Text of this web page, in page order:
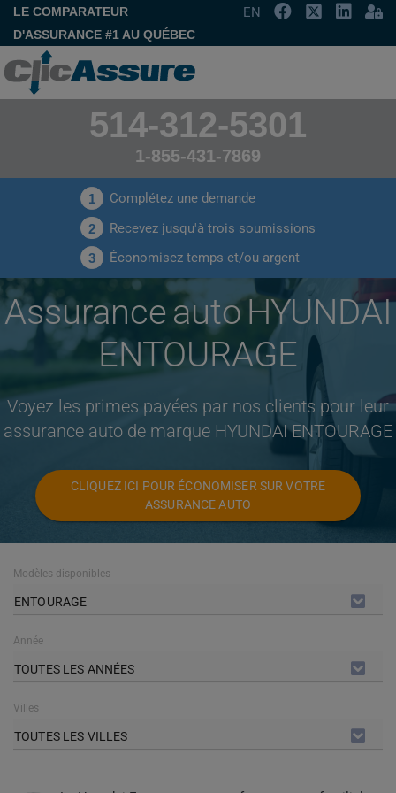
LE COMPARATEUR
D'ASSURANCE #1 AU QUÉBEC
EN
514-312-5301
1-855-431-7869
1 Complétez une demande
2 Recevez jusqu'à trois soumissions
3 Économisez temps et/ou argent
Assurance auto HYUNDAI
ENTOURAGE
Voyez les primes payées par nos clients pour leur
assurance auto de marque HYUNDAI ENTOURAGE
CLIQUEZ ICI POUR ÉCONOMISER SUR VOTRE
ASSURANCE AUTO
Modèles disponibles
ENTOURAGE
Année
TOUTES LES ANNÉES
Villes
TOUTES LES VILLES